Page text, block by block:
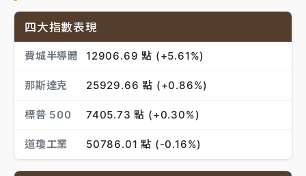
四大指數表現
費城半導體 12906.69 點 (+5.61%)
那斯達克 25929.66 點 (+0.86%)
標普 500 7405.73 點 (+0.30%)
道瓊工業 50786.01 點 (-0.16%)